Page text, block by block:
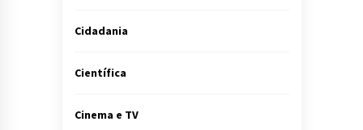
Cidadania
Científica
Cinema e TV